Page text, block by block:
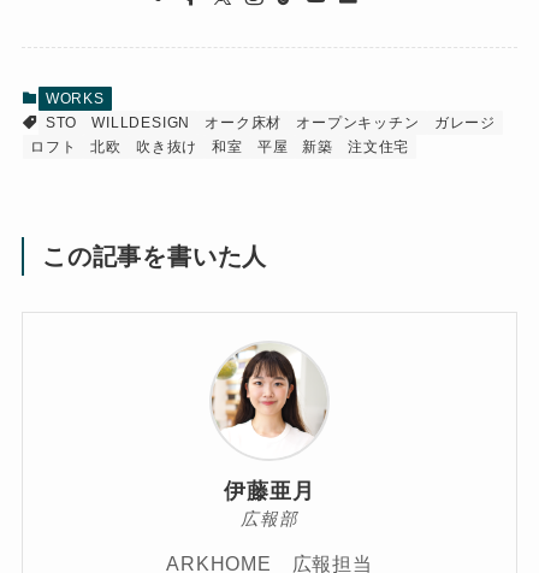
WORKS
STO
WILLDESIGN オーク床材 オープンキッチン
ガレージ
ロフト
北欧 吹き抜け 和室 平屋 新築 注文住宅
この記事を書いた人
伊藤亜月
広報部
ARKHOME 広報担当